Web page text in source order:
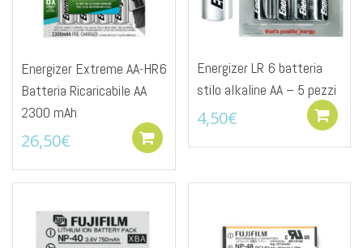
Energizer Extreme AA-HR6
Batteria Ricaricabile AA
2300 mAh
26,50€
Energizer LR 6 batteria
stilo alkaline AA – 5 pezzi
4,50€